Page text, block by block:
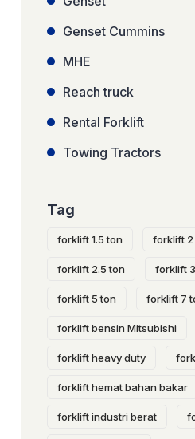
Genset Cummins
MHE
Reach truck
Rental Forklift
Towing Tractors
Tag
forklift 1.5 ton forklift 2
forklift 2.5 ton forklift
forklift 5 ton forklift 7
forklift bensin Mitsubishi
forklift heavy duty
forklift hemat bahan bakar
forklift industri berat